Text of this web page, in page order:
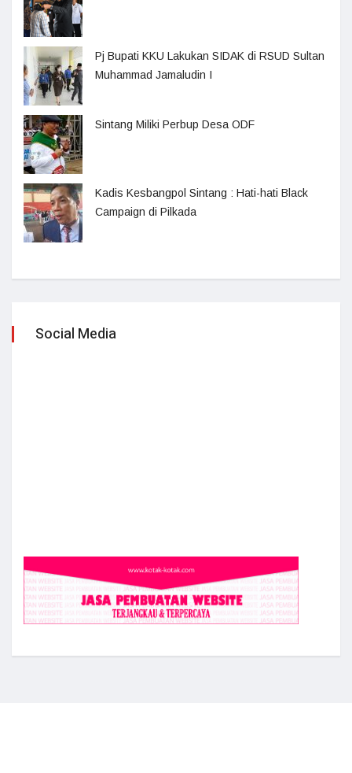
Pj Bupati KKU Lakukan SIDAK di RSUD Sultan
Muhammad Jamaludin I
Sintang Miliki Perbup Desa ODF
Kadis Kesbangpol Sintang : Hati-hati Black
Campaign di Pilkada
Social Media